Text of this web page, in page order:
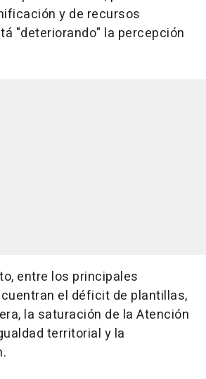
y de recursos
"deteriorando" la percepción
entre los principales
el déficit de plantillas,
la saturación de la Atención
territorial y la